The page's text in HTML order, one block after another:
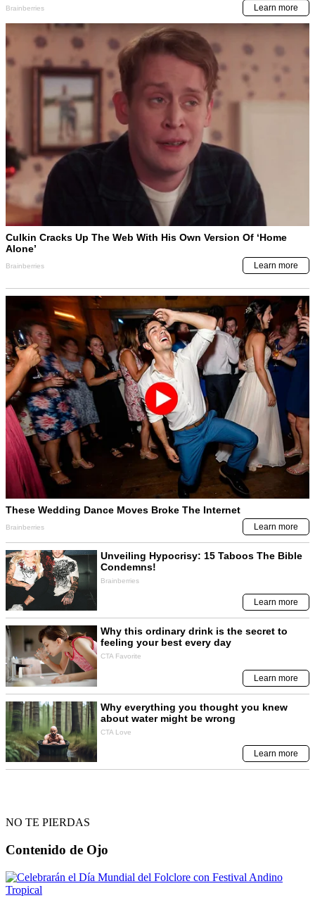
NO TE PIERDAS
Contenido de Ojo